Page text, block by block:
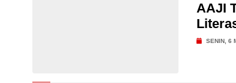
AAJI
SENIN, 6